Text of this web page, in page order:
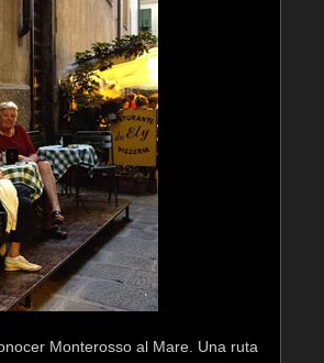
Monterosso al Mare. Una ruta